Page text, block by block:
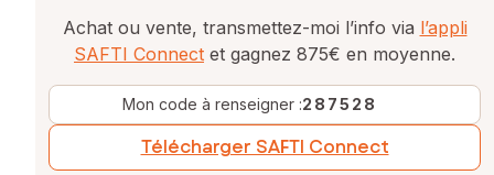
Achat ou vente, transmettez-moi l’info via l’appli
SAFTI Connect et gagnez 875€ en moyenne.
Mon code à renseigner :287528
Télécharger SAFTI Connect